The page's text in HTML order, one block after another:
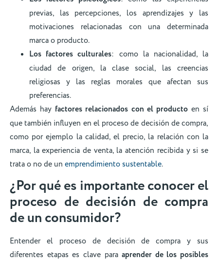
previas, las percepciones, los aprendizajes y las
motivaciones relacionadas con una determinada
marca o producto.
Los factores culturales: como la nacionalidad, la
ciudad de origen, la clase social, las creencias
religiosas y las reglas morales que afectan sus
preferencias.
Además hay factores relacionados con el productoen sí
que también influyen en el proceso de decisión de compra,
como por ejemplo la calidad, el precio, la relación con la
marca, la experiencia de venta, la atención recibida y si se
trata o no de un emprendimiento sustentable.
¿Por qué es importante conocer el
proceso de decisión de compra
de un consumidor?
Entender el proceso de decisión de compra y sus
diferentes etapas es clave paraaprender de los posibles